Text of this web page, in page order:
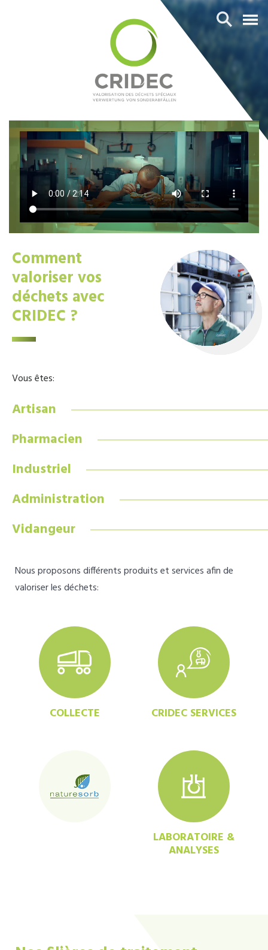
Comment
valoriser vos
déchets avec
CRIDEC ?
Vous êtes:
Artisan
Pharmacien
Industriel
Administration
Vidangeur
Nous proposons différents produits et services afin de
valoriser les déchets:
COLLECTE CRIDEC SERVICES
LABORATOIRE &
ANALYSES